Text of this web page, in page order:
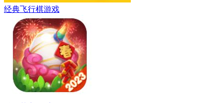
经典飞行棋游戏